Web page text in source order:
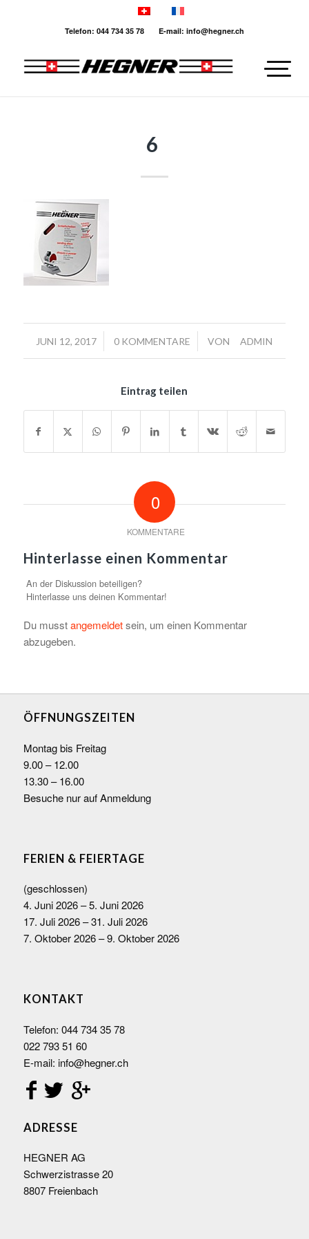
Telefon: 044 734 35 78 E-mail: info@hegner.ch
6
JUNI 12, 2017
/ 0 KOMMENTARE
/ VON ADMIN
Eintrag teilen
0
KOMMENTARE
Hinterlasse einen Kommentar
An der Diskussion beteiligen?
Hinterlasse uns deinen Kommentar!
Du musstangemeldetsein, um einen Kommentar
abzugeben.
ÖFFNUNGSZEITEN
Montag bis Freitag
9.00 – 12.00
13.30 – 16.00
Besuche nur auf Anmeldung
FERIEN & FEIERTAGE
(geschlossen)
4. Juni 2026 – 5. Juni 2026
17. Juli 2026 – 31. Juli 2026
7. Oktober 2026 – 9. Oktober 2026
KONTAKT
Telefon: 044 734 35 78
022 793 51 60
E-mail: info@hegner.ch
ADRESSE
HEGNER AG
Schwerzistrasse 20
8807 Freienbach